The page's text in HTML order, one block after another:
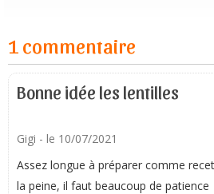
1 commentaire
Bonne idée les lentilles
Gigi - le 10/07/2021
Assez longue à préparer comme
la peine, il faut beaucoup de patience